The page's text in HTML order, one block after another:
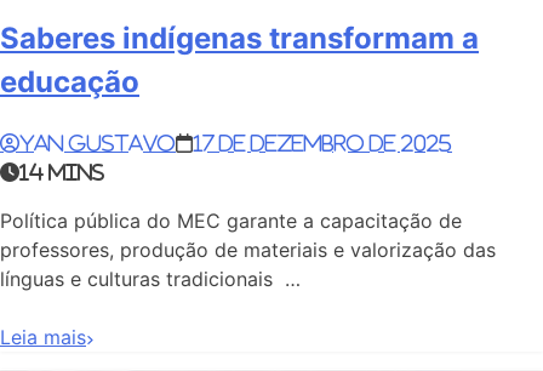
Saberes indígenas transformam a
educação
Yan Gustavo
17 de dezembro de 2025
14 mins
Política pública do MEC garante a capacitação de
professores, produção de materiais e valorização das
línguas e culturas tradicionais …
Leia mais